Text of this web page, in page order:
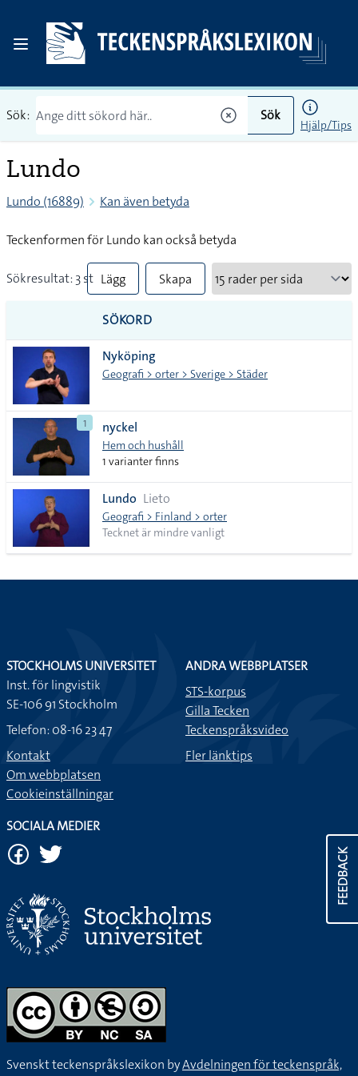
Sök: Sök
Hjälp/Tips
Lundo
Lundo (16889) Kan även betyda
Teckenformen för Lundo kan också betyda
Sökresultat: 3 st Lägg
till
alla i
lista
Skapa
SÖKORD
Nyköping
Geografi > orter > Sverige > Städer
1 nyckel
Hem och hushåll
1 varianter finns
Lundo Lieto
Geografi > Finland > orter
Tecknet är mindre vanligt
FEEDBACK
STOCKHOLMS UNIVERSITET
Inst. för lingvistik
SE-106 91 Stockholm
Telefon: 08-16 23 47
Kontakt
Om webbplatsen
Cookieinställningar
ANDRA WEBBPLATSER
STS-korpus
Gilla Tecken
Teckenspråksvideo
Fler länktips
SOCIALA MEDIER
Svenskt teckenspråkslexikon byAvdelningen för teckenspråk,